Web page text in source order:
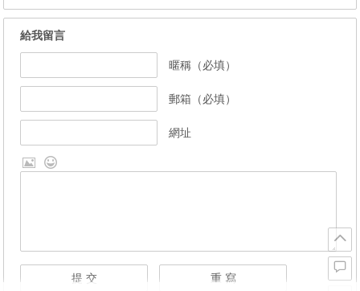
給我留言
暱稱（必填）
郵箱（必填）
網址